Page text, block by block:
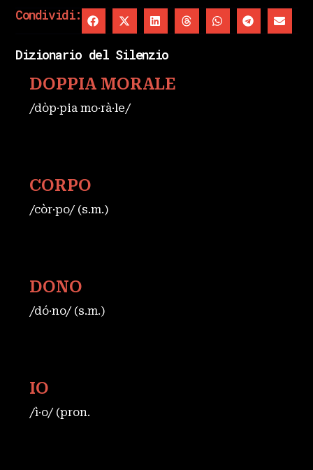
Condividi:
Dizionario del Silenzio
DOPPIA MORALE
/dòp·pia mo·rà·le/
CORPO
/còr·po/ (s.m.)
DONO
/dó·no/ (s.m.)
IO
/ì·o/ (pron.